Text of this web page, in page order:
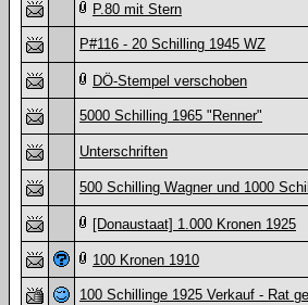
P.80 mit Stern
P#116 - 20 Schilling 1945 WZ
DÖ-Stempel verschoben
5000 Schilling 1965 "Renner"
Unterschriften
500 Schilling Wagner und 1000
[Donaustaat] 1.000 Kronen 1925
100 Kronen 1910
100 Schillinge 1925 Verkauf - Rat